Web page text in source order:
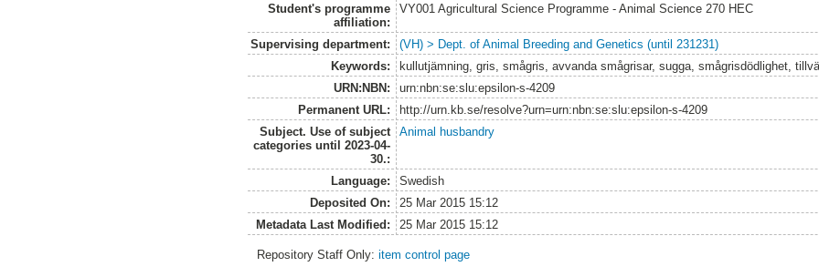
Student's programme
affiliation:
VY001 Agricultural Science Programme - Animal Science 270 HEC
Supervising department:
(VH) > Dept. of Animal Breeding and Genetics (until 231231)
Keywords:
kullutjämning, gris, smågris, avvanda smågrisar, sugga, smågrisdödlighet,
URN:NBN:
urn:nbn:se:slu:epsilon-s-4209
Permanent URL:
http://urn.kb.se/resolve?urn=urn:nbn:se:slu:epsilon-s-4209
Subject. Use of subject
categories until 2023-04-
30.:
Animal husbandry
Language:
Swedish
Deposited On:
25 Mar 2015 15:12
Metadata Last Modified:
25 Mar 2015 15:12
Repository Staff Only:item control page